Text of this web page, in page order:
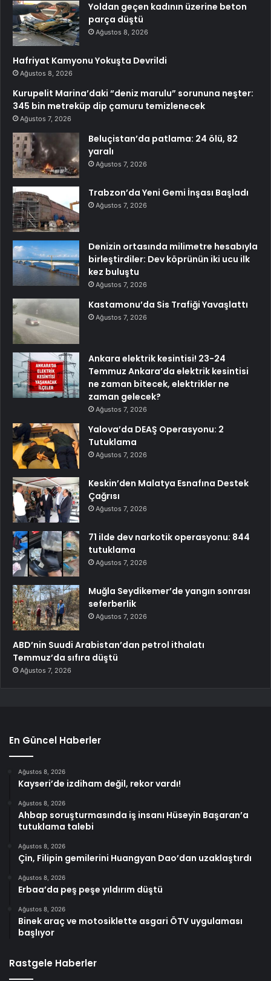
Yoldan geçen kadının üzerine beton
parça düştü
Ağustos 8, 2026
Hafriyat Kamyonu Yokuşta Devrildi
Ağustos 8, 2026
Kurupelit Marina’daki “deniz marulu” sorununa neşter:
345 bin metreküp dip çamuru temizlenecek
Ağustos 7, 2026
Beluçistan’da patlama: 24 ölü, 82
yaralı
Ağustos 7, 2026
Trabzon’da Yeni Gemi İnşası Başladı
Ağustos 7, 2026
Denizin ortasında milimetre hesabıyla
birleştirdiler: Dev köprünün iki ucu ilk
kez buluştu
Ağustos 7, 2026
Kastamonu’da Sis Trafiği Yavaşlattı
Ağustos 7, 2026
Ankara elektrik kesintisi! 23-24
Temmuz Ankara’da elektrik kesintisi
ne zaman bitecek, elektrikler ne
zaman gelecek?
Ağustos 7, 2026
Yalova’da DEAŞ Operasyonu: 2
Tutuklama
Ağustos 7, 2026
Keskin’den Malatya Esnafına Destek
Çağrısı
Ağustos 7, 2026
71 ilde dev narkotik operasyonu: 844
tutuklama
Ağustos 7, 2026
Muğla Seydikemer’de yangın sonrası
seferberlik
Ağustos 7, 2026
ABD’nin Suudi Arabistan’dan petrol ithalatı
Temmuz’da sıfıra düştü
Ağustos 7, 2026
En Güncel Haberler
Ağustos 8, 2026
Kayseri’de izdiham değil, rekor vardı!
Ağustos 8, 2026
Ahbap soruşturmasında iş insanı Hüseyin Başaran’a
tutuklama talebi
Ağustos 8, 2026
Çin, Filipin gemilerini Huangyan Dao’dan uzaklaştırdı
Ağustos 8, 2026
Erbaa’da peş peşe yıldırım düştü
Ağustos 8, 2026
Binek araç ve motosiklette asgari ÖTV uygulaması
başlıyor
Rastgele Haberler